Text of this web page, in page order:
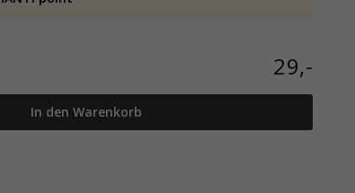
29,-
In den Warenkorb